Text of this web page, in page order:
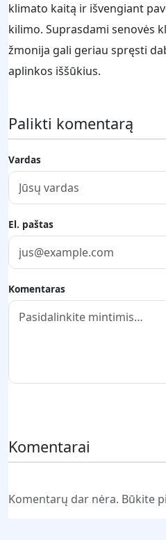
klimato kaitą ir išvengiant
kilimo. Suprasdami senovės
žmonija gali geriau spręsti
aplinkos iššūkius.
Palikti komentarą
Vardas
El. paštas
Komentaras
Komentarai
Komentarų dar nėra. Būkite